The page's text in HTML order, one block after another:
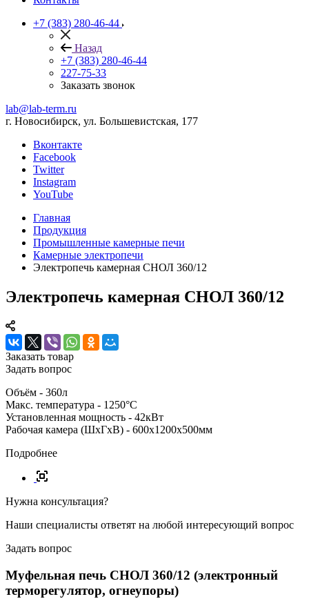
+7 (383) 280-46-44
Назад
+7 (383) 280-46-44
227-75-33
Заказать звонок
lab@lab-term.ru
г. Новосибирск, ул. Большевистская, 177
Вконтакте
Facebook
Twitter
Instagram
YouTube
Главная
Продукция
Промышленные камерные печи
Камерные электропечи
Электропечь камерная СНОЛ 360/12
Электропечь камерная СНОЛ 360/12
Заказать товар
Задать вопрос
Объём - 360л
Макс. температура - 1250°С
Установленная мощность - 42кВт
Рабочая камера (ШхГхВ) - 600x1200x500мм
Подробнее
Нужна консультация?
Наши специалисты ответят на любой интересующий вопрос
Задать вопрос
Муфельная печь СНОЛ 360/12 (электронный
терморегулятор, огнеупоры)